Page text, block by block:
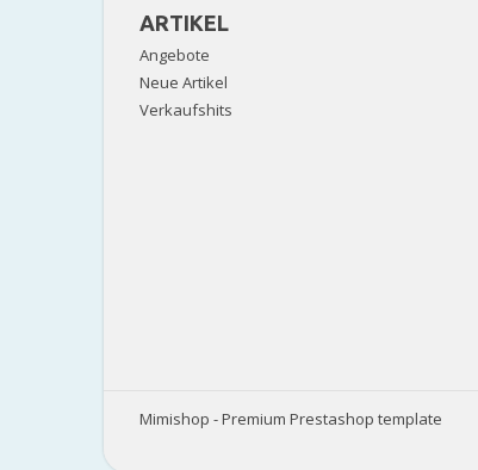
ARTIKEL
Angebote
Neue Artikel
Verkaufshits
Mimishop - Premium Prestashop template